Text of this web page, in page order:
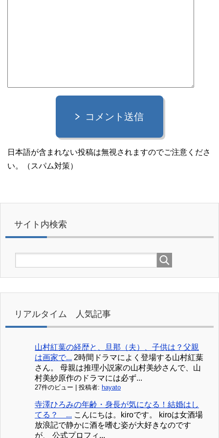
コメント送信
日本語が含まれない投稿は無視されますのでご注意くださ
い。（スパム対策）
サイト内検索
リアルタイム 人気記事
山村紅葉の経歴と、旦那（夫）、子供は？父親
は画家で... 2時間ドラマによく登場する山村紅葉
さん。 母親は推理小説家の山村美紗さんで、山
村美紗原作のドラマには必ず...
27件のビュー 投稿者: hayato
寺澤ひろみの年齢・身長が気になる！結婚はし
てる？ ... こんにちは。kiroです。 kiroは女酒場
放浪記で静かに酒を嗜む姿が大好きなのです
が、 公式プロフィ...